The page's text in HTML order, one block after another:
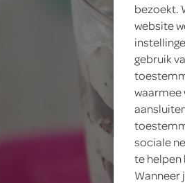
bezoekt.
website
gebruik
waarmee
sociale
te helpen
Wanneer